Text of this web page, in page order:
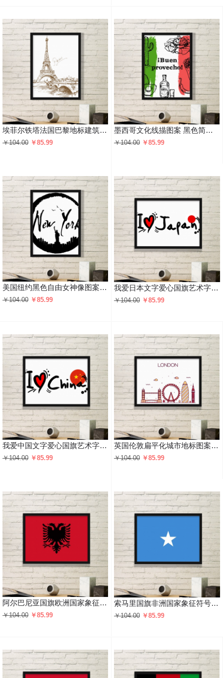
埃菲尔铁塔法国巴黎地标建筑图案 黑色简约装饰画家居装饰画框礼品礼物
￥104.00 ￥85.99
墨西哥文化线描图案 黑色简约装饰画家居装饰画框礼品礼物
￥104.00 ￥85.99
美国纽约黑色自由女神像图案 黑色简约装饰画家居装饰画框礼品礼物
￥104.00 ￥85.99
我爱日本文字爱心国旗艺术字插画图案 黑色简约装饰画家居装饰画框礼品礼物
￥104.00 ￥85.99
我爱中国文字爱心国旗艺术字插画图案 黑色简约装饰画家居装饰画框礼品礼物
￥104.00 ￥85.99
英国伦敦扁平化城市地标图案 黑色简约装饰画家居装饰画框礼品礼物
￥104.00 ￥85.99
阿尔巴尼亚国旗欧洲国家象征符号图案 黑色简约装饰画家居装饰画框礼品礼物
￥104.00 ￥85.99
索马里国旗非洲国家象征符号图案 黑色简约装饰画家居装饰画框礼品礼物
￥104.00 ￥85.99